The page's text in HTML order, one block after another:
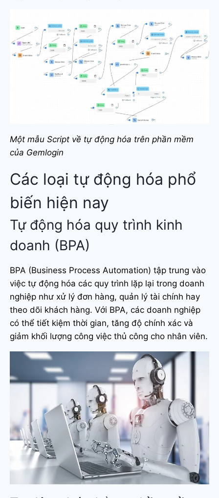
Một mẫu Script về tự động hóa trên phần mềm
của Gemlogin
Các loại tự động hóa phổ
biến hiện nay
Tự động hóa quy trình kinh
doanh (BPA)
BPA (Business Process Automation) tập trung vào
việc tự động hóa các quy trình lặp lại trong doanh
nghiệp như xử lý đơn hàng, quản lý tài chính hay
theo dõi khách hàng. Với BPA, các doanh nghiệp
có thể tiết kiệm thời gian, tăng độ chính xác và
giảm khối lượng công việc thủ công cho nhân viên.